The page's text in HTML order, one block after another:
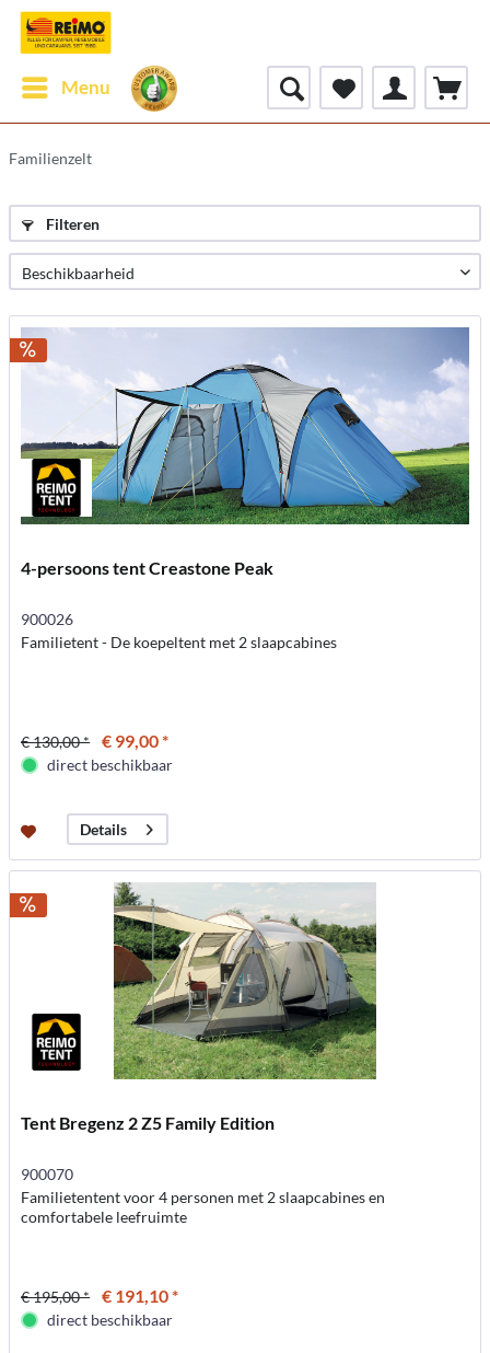
Menu
Familienzelt
Filteren
4-persoons tent Creastone Peak
900026
Familietent - De koepeltent met 2 slaapcabines
€ 130,00 * € 99,00 *
direct beschikbaar
Details
Tent Bregenz 2 Z5 Family Edition
900070
Familietentent voor 4 personen met 2 slaapcabines en
comfortabele leefruimte
€ 195,00 * € 191,10 *
direct beschikbaar